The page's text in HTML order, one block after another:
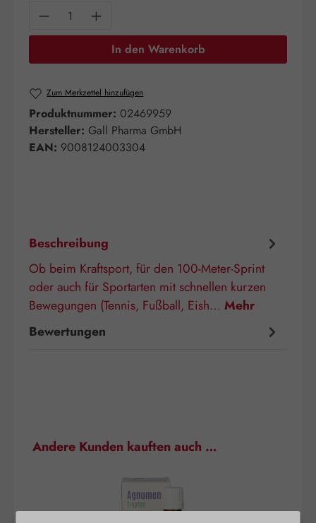
Produkt Anzahl: Gib den gewünschten
In den Warenkorb
Zum Merkzettel hinzufügen
Produktnummer: 02469959
Hersteller: Gall Pharma GmbH
EAN: 9008124003304
Beschreibung
Ob beim Kraftsport, für den 100-Meter-Sprint
oder auch für Sportarten mit schnellen kurzen
Bewegungen (Tennis, Fußball, Eish… Mehr
Bewertungen
Produktgalerie überspringen
Andere Kunden kauften auch …